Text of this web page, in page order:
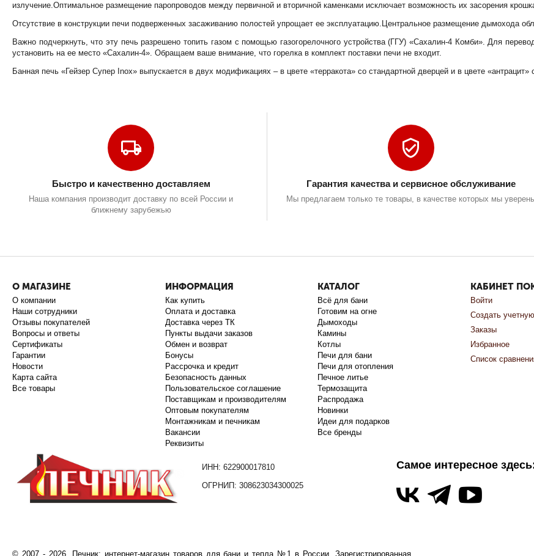
излучение.Оптимальное размещение паропроводов между первичной и вторичной каменками исключает возможность их засорения
Отсутствие в конструкции печи подверженных засаживанию полостей упрощает ее эксплуатацию.Центральное размещение дымохода
Важно подчеркнуть, что эту печь разрешено топить газом с помощью газогорелочного устройства (ГГУ) «Сахалин-4 Комби». Для
установить на ее место «Сахалин-4». Обращаем ваше внимание, что горелка в комплект поставки печи не входит.
Банная печь «Гейзер Супер Inox» выпускается в двух модификациях – в цвете «терракота» со стандартной дверцей и в цвете
Быстро и качественно доставляем
Наша компания производит доставку по всей России и
ближнему зарубежью
Гарантия качества и сервисное обслуживание
Мы предлагаем только те товары, в качестве которых мы
О МАГАЗИНЕ
О компании
Наши сотрудники
Отзывы покупателей
Вопросы и ответы
Сертификаты
Гарантии
Новости
Карта сайта
Все товары
ИНФОРМАЦИЯ
Как купить
Оплата и доставка
Доставка через ТК
Пункты выдачи заказов
Обмен и возврат
Бонусы
Рассрочка и кредит
Безопасность данных
Пользовательское соглашение
Поставщикам и производителям
Оптовым покупателям
Монтажникам и печникам
Вакансии
Реквизиты
КАТАЛОГ
Всё для бани
Готовим на огне
Дымоходы
Камины
Котлы
Печи для бани
Печи для отопления
Печное литье
Термозащита
Распродажа
Новинки
Идеи для подарков
Все бренды
КАБИНЕТ
Войти
Создать
Заказы
Избранное
Список
ИНН: 622900017810
ОГРНИП: 308623034300025
Самое интересное
©️ 2007- 2026. Печник: интернет-магазин товаров для бани и тепла №1 в России. Зарегистрированная